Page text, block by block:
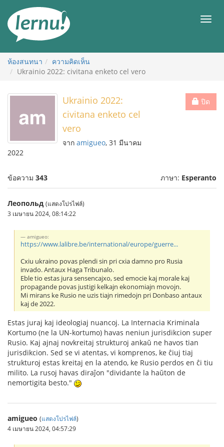
สารบัญ
เมนู
ห้องสนทนา
ความคิดเห็น
Ukrainio 2022: civitana enketo cel vero
ปิด
Ukrainio 2022:
civitana enketo cel
vero
จาก amigueo, 31 มีนาคม
2022
ข้อความ 343 ภาษา: Esperanto
Леопольд (แสดงโปรไฟล์)
3 เมษายน 2024, 08:14:22
amigueo:
https://www.lalibre.be/international/europe/guerre...
Cxiu ukraino povas plendi sin pri cxia damno pro Rusia
invado. Antaux Haga Tribunalo.
Eble tio estas jura sensencajxo, sed emocie kaj morale kaj
propagande povas justigi kelkajn ekonomiajn movojn.
Mi mirans ke Rusio ne uzis tiajn rimedojn pri Donbaso antaux
kaj de 2022.
Estas juraj kaj ideologiaj nuancoj. La Internacia Kriminala
Kortumo (ne la UN-kortumo) havas neniun jurisdikcion super
Rusio. Kaj ajnaj novkreitaj strukturoj ankaŭ ne havos tian
jurisdikcion. Sed se vi atentas, vi komprenos, ke ĉiuj tiaj
strukturoj estas kreitaj en la atendo, ke Rusio perdos en ĉi tiu
milito. La rusoj havas diraĵon "dividante la haŭton de
nemortigita besto."
amigueo (แสดงโปรไฟล์)
4 เมษายน 2024, 04:57:29